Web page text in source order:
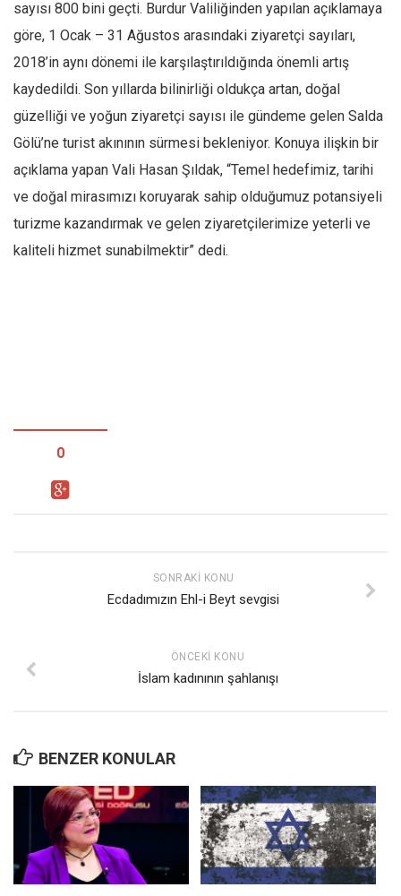
sayısı 800 bini geçti. Burdur Valiliğinden yapılan açıklamaya
göre, 1 Ocak – 31 Ağustos arasındaki ziyaretçi sayıları,
2018’in aynı dönemi ile karşılaştırıldığında önemli artış
kaydedildi. Son yıllarda bilinirliği oldukça artan, doğal
güzelliği ve yoğun ziyaretçi sayısı ile gündeme gelen Salda
Gölü’ne turist akınının sürmesi bekleniyor. Konuya ilişkin bir
açıklama yapan Vali Hasan Şıldak, “Temel hedefimiz, tarihi
ve doğal mirasımızı koruyarak sahip olduğumuz potansiyeli
turizme kazandırmak ve gelen ziyaretçilerimize yeterli ve
kaliteli hizmet sunabilmektir” dedi.
0
SONRAKI KONU
Ecdadımızın Ehl-i Beyt sevgisi
ÖNCEKI KONU
İslam kadınının şahlanışı
BENZER KONULAR